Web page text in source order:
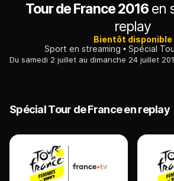
Tour de France 2016 en
replay
Bientôt disponible
Sport en streaming
Spécial
Spécial Tour de France en replay